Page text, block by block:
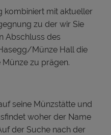
kombiniert mit aktueller
zu der wir Sie
Abschluss des
Münze Hall die
zu prägen.
seine Münzstätte und
woher der Name
der Suche nach der